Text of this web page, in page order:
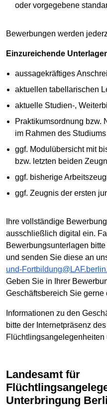
oder vorgegebene
Bewerbungen werden
Einzureichende
aussagekräftiges
aktuellen tabellarischen
aktuelle Studien-,
Praktikumsordnung bzw.
im Rahmen des
ggf. Modulübersicht mit
bzw. letzten beiden
ggf. bisherige
ggf. Zeugnis der ersten
Ihre vollständige
ausschließlich digital ein.
Bewerbungsunterlagen
und senden Sie diese an
und-
Geben Sie in Ihrer
Geschäftsbereich Sie
Informationen zu den
bitte der Internetpräsenz
Flüchtlingsangelegenheiten
Landesamt für
Unterbringung